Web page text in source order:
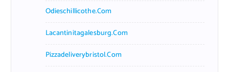
Odieschillicothe.com
Lacantinitagalesburg.com
Pizzadeliverybristol.com